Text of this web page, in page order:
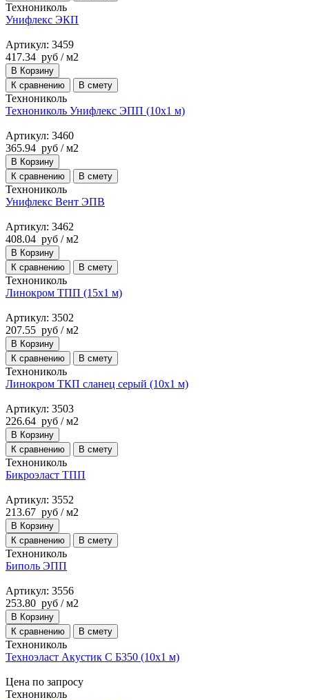
Технониколь
Унифлекс ЭКП
Артикул: 3459
417.34 руб / м2
В Корзину
К сравнению
В смету
Технониколь
Технониколь Унифлекс ЭПП (10х1 м)
Артикул: 3460
365.94 руб / м2
В Корзину
К сравнению
В смету
Технониколь
Унифлекс Вент ЭПВ
Артикул: 3462
408.04 руб / м2
В Корзину
К сравнению
В смету
Технониколь
Линокром ТПП (15х1 м)
Артикул: 3502
207.55 руб / м2
В Корзину
К сравнению
В смету
Технониколь
Линокром ТКП сланец серый (10х1 м)
Артикул: 3503
226.64 руб / м2
В Корзину
К сравнению
В смету
Технониколь
Бикроэласт ТПП
Артикул: 3552
213.67 руб / м2
В Корзину
К сравнению
В смету
Технониколь
Биполь ЭПП
Артикул: 3556
253.80 руб / м2
В Корзину
К сравнению
В смету
Технониколь
Техноэласт Акустик С Б350 (10х1 м)
Цена по запросу
Технониколь